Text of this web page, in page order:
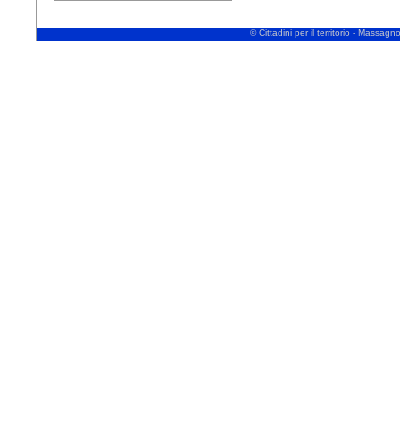
© Cittadini per il territorio -